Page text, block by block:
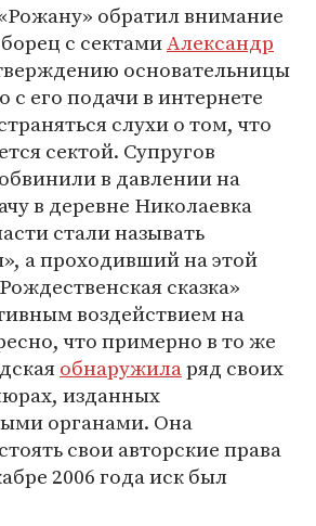
обратил внимание
с сектамиАлександр
основательницы
его подачи в интернете
слухи о том, что
сектой. Супругов
в давлении на
в деревне Николаевка
стали называть
а проходивший на этой
сказка»
воздействием на
что примерно в то же
обнаружиларяд своих
изданных
органами. Она
свои авторские права
2006 года иск был